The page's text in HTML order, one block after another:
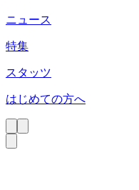
ニュース
特集
スタッツ
はじめての方へ